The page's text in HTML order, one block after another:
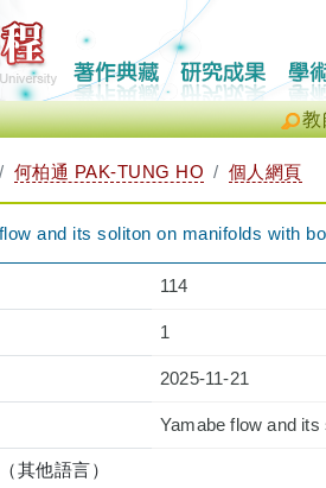
教
何柏通 PAK-TUNG HO 個人網頁
and its soliton on manifolds with
114
1
2025-11-21
Yamabe flow and
其他語言）